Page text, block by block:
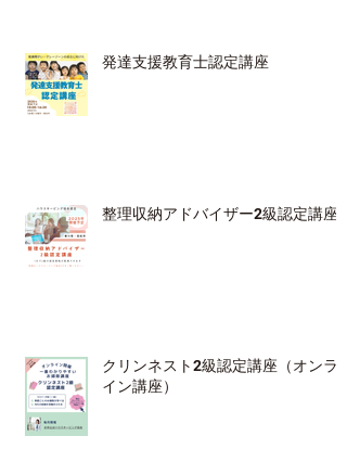
発達支援教育士認定講座
整理収納アドバイザー2級認定講座
クリンネスト2級認定講座（オンラ
イン講座）